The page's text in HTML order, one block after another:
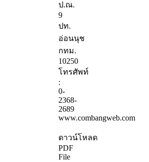
ป.ณ.
9
ปท.
อ่อนนุช
กทม.
10250
โทรศัพท์
:
0-
2368-
2689
www.combangweb.com
ดาวน์โหลด
PDF
File